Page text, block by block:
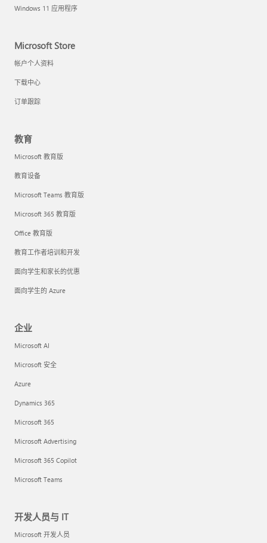
Windows 11 应用程序
Microsoft Store
帐户个人资料
下载中心
订单跟踪
教育
Microsoft 教育版
教育设备
Microsoft Teams 教育版
Microsoft 365 教育版
Office 教育版
教育工作者培训和开发
面向学生和家长的优惠
面向学生的 Azure
企业
Microsoft AI
Microsoft 安全
Azure
Dynamics 365
Microsoft 365
Microsoft Advertising
Microsoft 365 Copilot
Microsoft Teams
开发人员与 IT
Microsoft 开发人员